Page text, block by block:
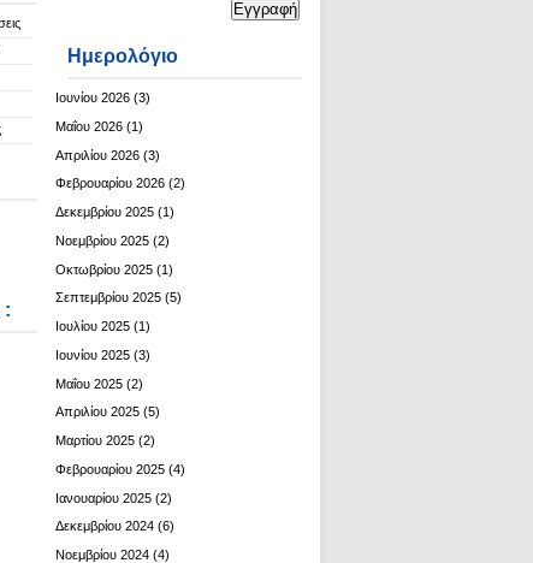
Ημερολόγιο
Ιουνίου 2026 (3)
Μαΐου 2026 (1)
Απριλίου 2026 (3)
Φεβρουαρίου 2026 (2)
Δεκεμβρίου 2025 (1)
Νοεμβρίου 2025 (2)
Οκτωβρίου 2025 (1)
Σεπτεμβρίου 2025 (5)
Ιουλίου 2025 (1)
Ιουνίου 2025 (3)
Μαΐου 2025 (2)
Απριλίου 2025 (5)
Μαρτίου 2025 (2)
Φεβρουαρίου 2025 (4)
Ιανουαρίου 2025 (2)
Δεκεμβρίου 2024 (6)
Νοεμβρίου 2024 (4)
: